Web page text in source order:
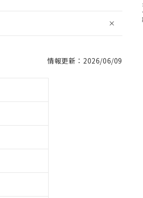
情報更新：2026/06/09